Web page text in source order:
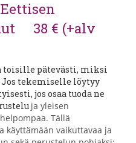
38 € (+alv
toisille pätevästi, miksi
tekemiselle löytyy
jos osaa tuoda ne
ja yleisen
Tällä
käyttämään vaikuttavaa ja